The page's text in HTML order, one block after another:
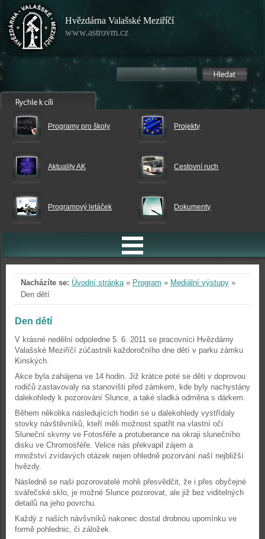
Hvězdárna Valašské Meziříčí
www.astrovm.cz
Programy pro školy Projekty
Aktuality AK Cestovní ruch
Programový letáček Dokumenty
Nacházíte se: Úvodní stránka» Program » Mediální výstupy »
Den dětí
Den dětí
V krásné nedělní odpoledne 5. 6. 2011 se pracovníci Hvězdárny
Valašské Meziříčí zúčastnili každoročního dne dětí v parku zámku
Kinských.
Akce byla zahájena ve 14 hodin. Již krátce poté se děti v doprovou
rodičů zastavovaly na stanovišti před zámkem, kde byly nachystány
dalekohledy k pozorování Slunce, a také sladká odměna s dárkem.
Během několika následujících hodin se u dalekohledy vystřídaly
stovky návštěvníků, kteří měli možnost spatřit na vlastní oči
Sluneční skvrny ve Fotosféře a protuberance na okraji slunečního
disku ve Chromosféře. Velice nás překvapil zájem a
množství zvídavých otázek nejen ohledně pozorvání naší nejbližší
hvězdy.
Následně se naši pozorovatelé mohli přesvědčit, že i přes obyčejné
svářečské sklo, je možné Slunce pozorovat, ale již bez viditelných
detailů na jeho povrchu.
Každý z našich návšvníků nakonec dostal drobnou upomínku ve
formě pohlednic, či záložek.